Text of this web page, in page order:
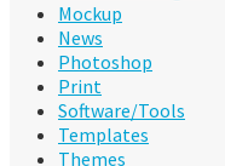
Mockup
News
Photoshop
Print
Software/Tools
Templates
Themes